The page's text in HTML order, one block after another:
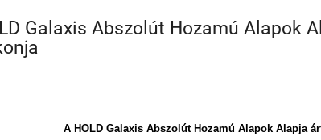
Galaxis Abszolút Hozamú Alapok
A HOLD Galaxis Abszolút Hozamú Alapok Alapja